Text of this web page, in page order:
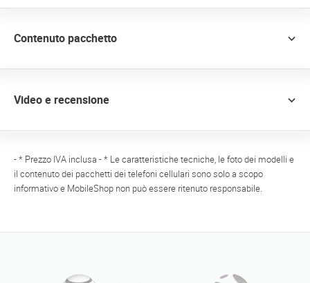
Contenuto pacchetto
Video e recensione
- * Prezzo IVA inclusa - * Le caratteristiche tecniche, le foto dei modelli e
il contenuto dei pacchetti dei telefoni cellulari sono solo a scopo
informativo e MobileShop non può essere ritenuto responsabile.